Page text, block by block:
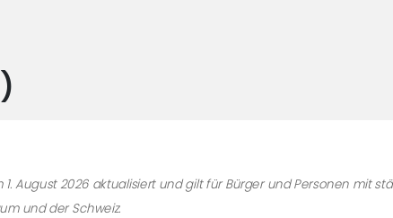
August 2026 aktualisiert und gilt für Bürger und Personen mit
und der Schweiz.